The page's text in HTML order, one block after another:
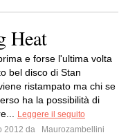
Heat
e forse l'ultima volta
bel disco di Stan
ristampato ma chi se
ha la possibilità di
Leggere il seguito
2012 da
Maurozambellini